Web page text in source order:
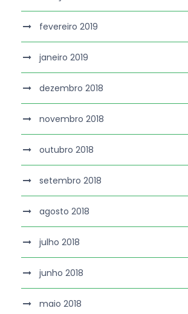
fevereiro 2019
janeiro 2019
dezembro 2018
novembro 2018
outubro 2018
setembro 2018
agosto 2018
julho 2018
junho 2018
maio 2018